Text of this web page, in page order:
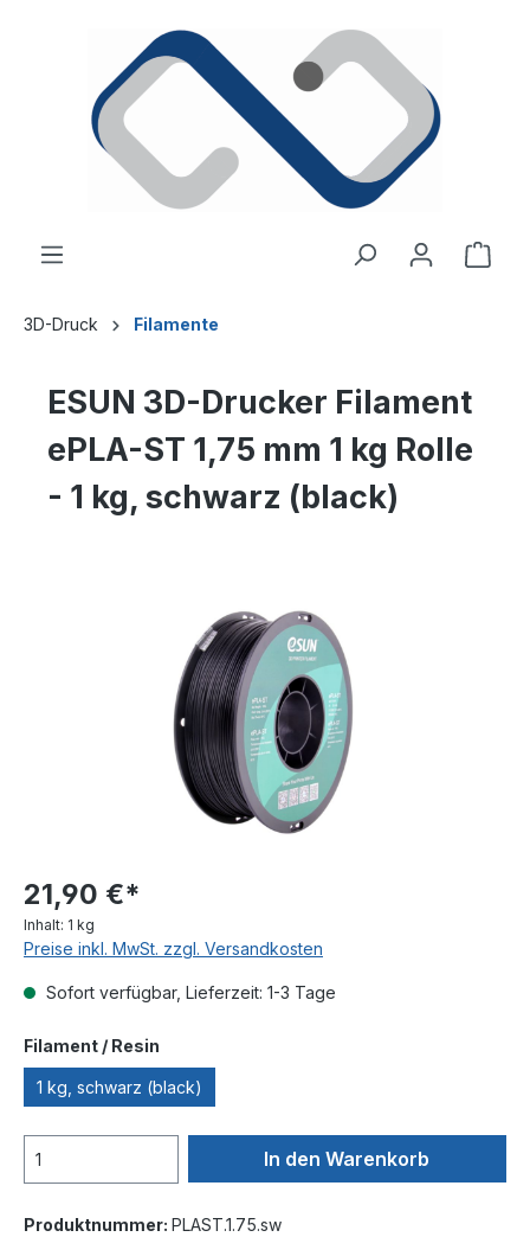
3D-Druck Filamente
ESUN 3D-Drucker Filament
ePLA-ST 1,75 mm 1 kg Rolle
- 1 kg, schwarz (black)
21,90 €*
Inhalt: 1 kg
Preise inkl. MwSt. zzgl. Versandkosten
Sofort verfügbar, Lieferzeit: 1-3 Tage
Filament / Resin
1 kg, schwarz (black)
In den Warenkorb
Produktnummer: PLAST.1.75.sw